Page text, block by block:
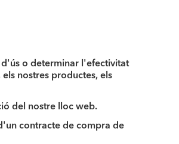
d'ús o determinar l'efectivitat
nostres productes, els
del nostre lloc web.
contracte de compra de